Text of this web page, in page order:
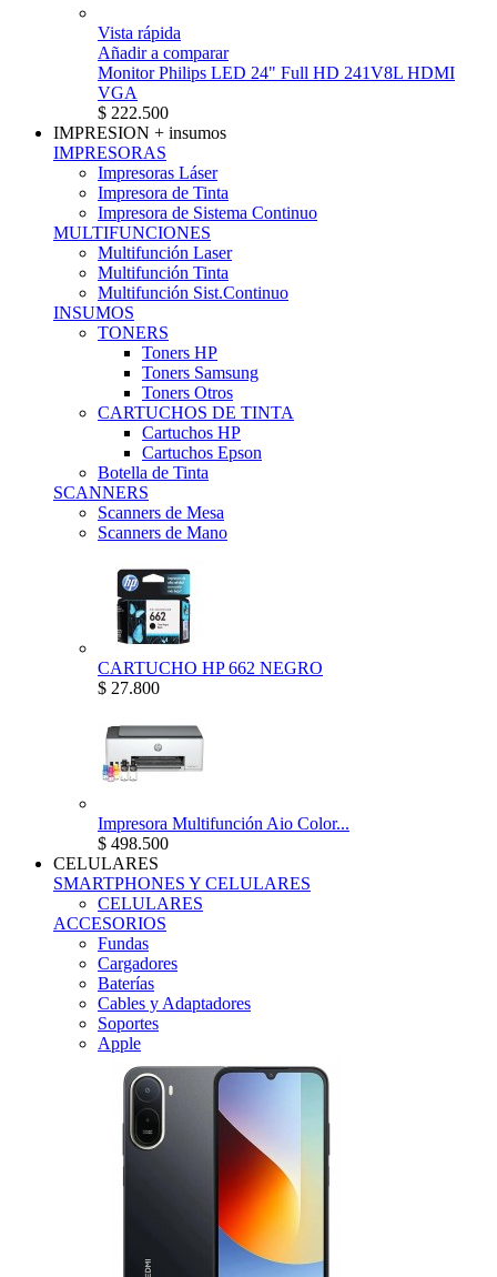
Vista rápida
Añadir a comparar
Monitor Philips LED 24" Full HD 241V8L HDMI
VGA
$ 222.500
IMPRESION + insumos
IMPRESORAS
Impresoras Láser
Impresora de Tinta
Impresora de Sistema Continuo
MULTIFUNCIONES
Multifunción Laser
Multifunción Tinta
Multifunción Sist.Continuo
INSUMOS
TONERS
Toners HP
Toners Samsung
Toners Otros
CARTUCHOS DE TINTA
Cartuchos HP
Cartuchos Epson
Botella de Tinta
SCANNERS
Scanners de Mesa
Scanners de Mano
CARTUCHO HP 662 NEGRO
$ 27.800
Impresora Multifunción Aio Color...
$ 498.500
CELULARES
SMARTPHONES Y CELULARES
CELULARES
ACCESORIOS
Fundas
Cargadores
Baterías
Cables y Adaptadores
Soportes
Apple